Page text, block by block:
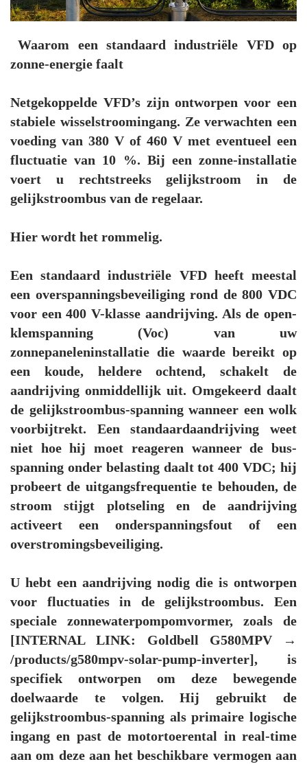
Waarom een standaard industriële VFD op
zonne-energie faalt
Netgekoppelde VFD’s zijn ontworpen voor een
stabiele wisselstroomingang. Ze verwachten een
voeding van 380 V of 460 V met eventueel een
fluctuatie van 10 %. Bij een zonne-installatie
voert u rechtstreeks gelijkstroom in de
gelijkstroombus van de regelaar.
Hier wordt het rommelig.
Een standaard industriële VFD heeft meestal
een overspanningsbeveiliging rond de 800 VDC
voor een 400 V-klasse aandrijving. Als de open-
klemspanning (Voc) van uw
zonnepaneleninstallatie die waarde bereikt op
een koude, heldere ochtend, schakelt de
aandrijving onmiddellijk uit. Omgekeerd daalt
de gelijkstroombus-spanning wanneer een wolk
voorbijtrekt. Een standaardaandrijving weet
niet hoe hij moet reageren wanneer de bus-
spanning onder belasting daalt tot 400 VDC; hij
probeert de uitgangsfrequentie te behouden, de
stroom stijgt plotseling en de aandrijving
activeert een onderspanningsfout of een
overstromingsbeveiliging.
U hebt een aandrijving nodig die is ontworpen
voor fluctuaties in de gelijkstroombus. Een
speciale zonnewaterpompomvormer, zoals de
[INTERNAL LINK: Goldbell G580MPV →
/products/g580mpv-solar-pump-inverter], is
specifiek ontworpen om deze bewegende
doelwaarde te volgen. Hij gebruikt de
gelijkstroombus-spanning als primaire logische
ingang en past de motortoerental in real-time
aan om deze aan het beschikbare vermogen aan